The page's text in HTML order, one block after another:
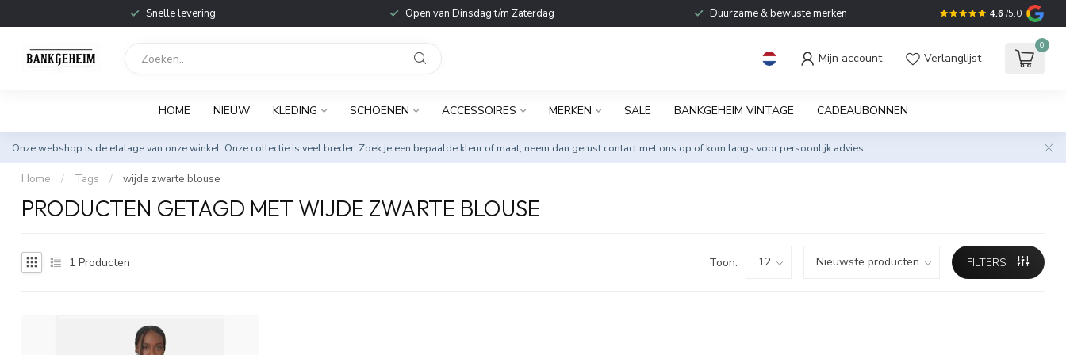
Snelle levering Open van Dinsdag t/m Zaterdag Duurzame & bewuste merken 4.6 /5.0
Mijn account Verlanglijst
0
HOME NIEUW KLEDING SCHOENEN ACCESSOIRES MERKEN SALE BANKGEHEIM VINTAGE CADEAUBONNEN
Onze webshop is de etalage van onze winkel. Onze collectie is veel breder. Zoek je een bepaalde kleur of maat, neem dan gerust contact met ons op of kom langs voor persoonlijk advies.
Home / Tags / wijde zwarte blouse
PRODUCTEN GETAGD MET WIJDE ZWARTE BLOUSE
1 Producten Toon: FILTERS